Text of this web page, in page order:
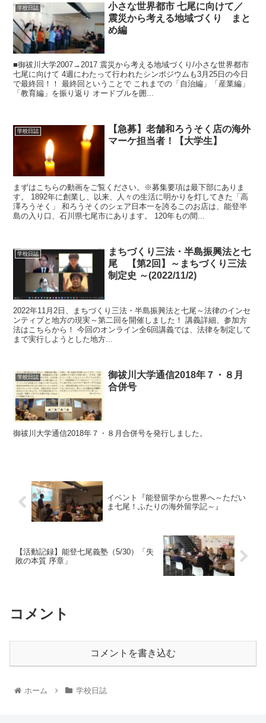
学校日誌
小さな世界都市 七尾に向けて／
震災から考える地域づくり まと
め編
■御祓川大学2007→2017 震災から考える地域づくり/小さな世界都市
七尾に向けて 4週にわたって行われたシンポジウムも3月25日の今日
で最終回！！ 最終回ということで これまでの「自治編」「産業編」
「教育編」を振り返り オードブルを囲...
学校日誌
【急募】老舗和ろうそく店の海外
マーケ担当者！【大学生】
まずはこちらの動画をご覧ください。※募集要項は最下部にありま
す。 1892年に創業し、以来、人々の生活に明かりを灯してきた「高
澤ろうそく」 和ろうそくのシェア日本一を誇るこのお店は、能登半
島の入り口、石川県七尾市にあります。 120年もの間...
学校日誌
まちづくり三法・半島振興法と七
尾 【第2回】～まちづくり三法
制定史 ～(2022/11/2)
2022年11月2日、まちづくり三法・半島振興法と七尾～法律のインセ
ンティブと地方の現実～第二回を開催しました！ 講義詳細、参加方
法はこちらから！ 今回のオンライン全6回講義では、法律を制定して
まで実行しようとした地方...
学校日誌
御祓川大学通信2018年７・８月
合併号
御祓川大学通信2018年７・８月合併号を発行しました。
イベント『能登留学から世界へ～ただい
ま七尾！ふたりの海外留学記～』
【活動記録】能登七尾義塾（5/30）「失
敗の本質 序章」
コメント
コメントを書き込む
ホーム 学校日誌